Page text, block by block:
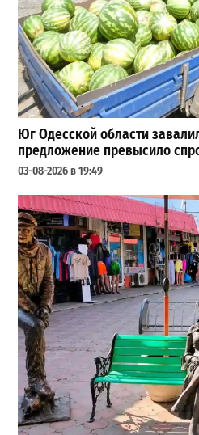
Юг Одесской области
предложение превысило
03-08-2026 в 19:49